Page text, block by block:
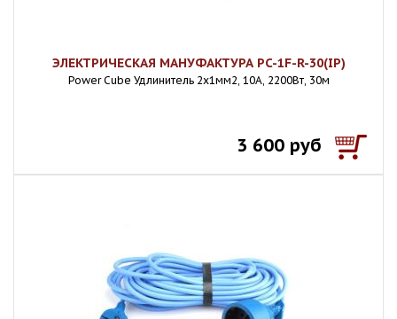
ЭЛЕКТРИЧЕСКАЯ МАНУФАКТУРА PC-1F-R-30(IP)
Power Cube Удлинитель 2х1мм2, 10А, 2200Вт, 30м
3 600 руб